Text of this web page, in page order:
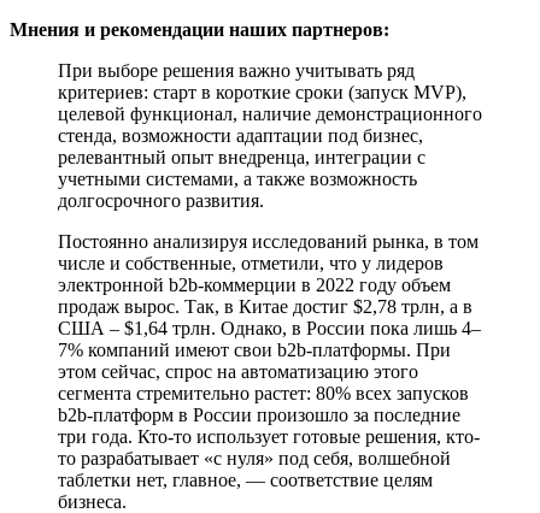
Мнения и рекомендации наших партнеров:
При выборе решения важно учитывать ряд
критериев: старт в короткие сроки (запуск MVP),
целевой функционал, наличие демонстрационного
стенда, возможности адаптации под бизнес,
релевантный опыт внедренца, интеграции с
учетными системами, а также возможность
долгосрочного развития.
Постоянно анализируя исследований рынка, в том
числе и собственные, отметили, что у лидеров
электронной b2b-коммерции в 2022 году объем
продаж вырос. Так, в Китае достиг $2,78 трлн, а в
США – $1,64 трлн. Однако, в России пока лишь 4–
7% компаний имеют свои b2b-платформы. При
этом сейчас, спрос на автоматизацию этого
сегмента стремительно растет: 80% всех запусков
b2b-платформ в России произошло за последние
три года. Кто-то использует готовые решения, кто-
то разрабатывает «с нуля» под себя, волшебной
таблетки нет, главное, — соответствие целям
бизнеса.